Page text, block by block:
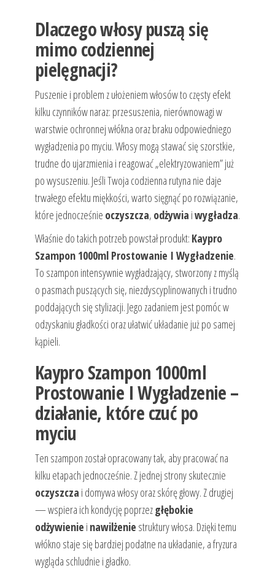
Dlaczego włosy puszą się
mimo codziennej
pielęgnacji?
Puszenie i problem z ułożeniem włosów to częsty efekt
kilku czynników naraz: przesuszenia, nierównowagi w
warstwie ochronnej włókna oraz braku odpowiedniego
wygładzenia po myciu. Włosy mogą stawać się szorstkie,
trudne do ujarzmienia i reagować „elektryzowaniem” już
po wysuszeniu. Jeśli Twoja codzienna rutyna nie daje
trwałego efektu miękkości, warto sięgnąć po rozwiązanie,
które jednocześnie oczyszcza, odżywia iwygładza.
Właśnie do takich potrzeb powstał produkt: Kaypro
Szampon 1000ml Prostowanie I Wygładzenie.
To szampon intensywnie wygładzający, stworzony z myślą
o pasmach puszących się, niezdyscyplinowanych i trudno
poddających się stylizacji. Jego zadaniem jest pomóc w
odzyskaniu gładkości oraz ułatwić układanie już po samej
kąpieli.
Kaypro Szampon 1000ml
Prostowanie I Wygładzenie –
działanie, które czuć po
myciu
Ten szampon został opracowany tak, aby pracować na
kilku etapach jednocześnie. Z jednej strony skutecznie
oczyszcza i domywa włosy oraz skórę głowy. Z drugiej
— wspiera ich kondycję poprzezgłębokie
odżywienie i nawilżenie struktury włosa. Dzięki temu
włókno staje się bardziej podatne na układanie, a fryzura
wygląda schludnie i gładko.